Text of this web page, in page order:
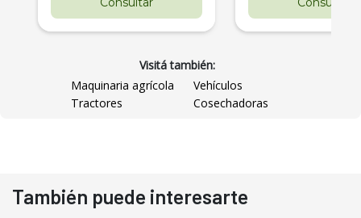
Visitá también:
Maquinaria agrícola
Vehículos
Tractores
Cosechadoras
También puede interesarte